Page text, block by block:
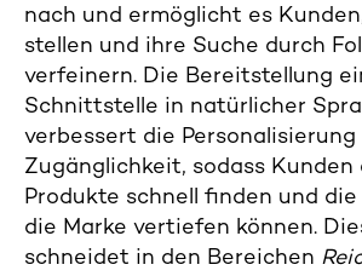
nach und ermöglicht es
stellen und ihre Suche durch
verfeinern. Die Bereitstellung
Schnittstelle in natürlicher
verbessert die Personalisierung
Zugänglichkeit, sodass
Produkte schnell finden und
die Marke vertiefen können.
schneidet in den Bereichen